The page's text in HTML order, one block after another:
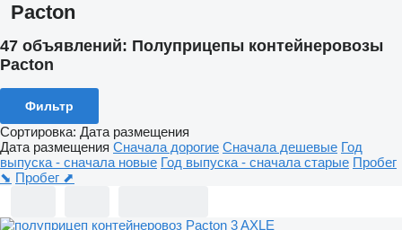
Pacton
47 объявлений: Полуприцепы контейнеровозы
Pacton
Фильтр
Сортировка: Дата размещения
Дата размещения Сначала дорогие Сначала дешевые Год
выпуска - сначала новые Год выпуска - сначала старые Пробег
⬊ Пробег ⬈